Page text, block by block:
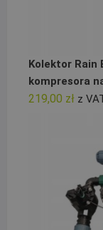
Kolektor Rain
kompresora
219,00 zł z